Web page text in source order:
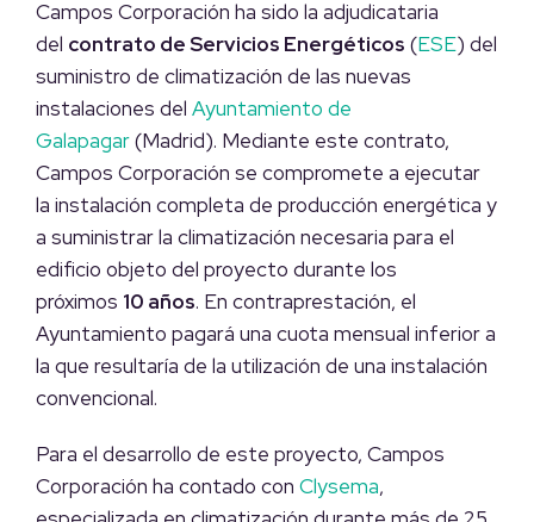
Campos Corporación ha sido la adjudicataria
del contrato de Servicios Energéticos (ESE) del
suministro de climatización de las nuevas
instalaciones del Ayuntamiento de
Galapagar(Madrid). Mediante este contrato,
Campos Corporación se compromete a ejecutar
la instalación completa de producción energética y
a suministrar la climatización necesaria para el
edificio objeto del proyecto durante los
próximos 10 años. En contraprestación, el
Ayuntamiento pagará una cuota mensual inferior a
la que resultaría de la utilización de una instalación
convencional.
Para el desarrollo de este proyecto, Campos
Corporación ha contado con Clysema,